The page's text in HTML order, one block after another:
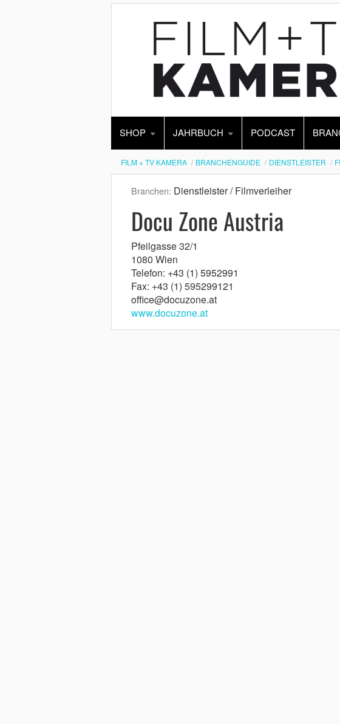
SHOP JAHRBUCH PODCAST
FILM + TV KAMERA BRANCHENGUIDE DIENSTLEISTER
Branchen: Dienstleister / Filmverleiher
Docu Zone Austria
Pfeilgasse 32/1
1080 Wien
Telefon: +43 (1) 5952991
Fax: +43 (1) 595299121
office@docuzone.at
www.docuzone.at